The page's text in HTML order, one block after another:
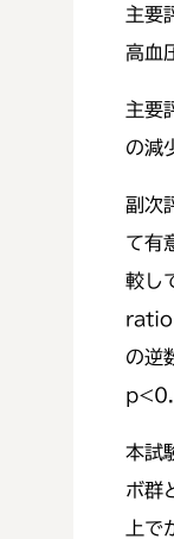
主要
高血
主要
の減
副次
て有
較し
ratio
の逆
本試
ボ群
上